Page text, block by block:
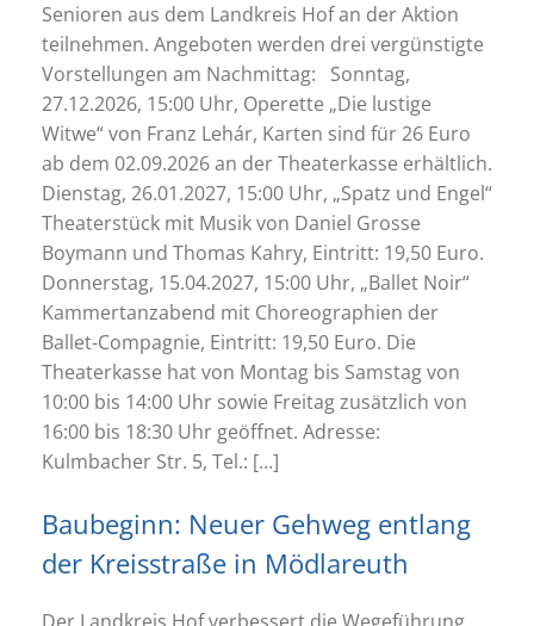
Senioren aus dem Landkreis Hof an der Aktion
teilnehmen. Angeboten werden drei vergünstigte
Vorstellungen am Nachmittag: Sonntag,
27.12.2026, 15:00 Uhr, Operette „Die lustige
Witwe“ von Franz Lehár, Karten sind für 26 Euro
ab dem 02.09.2026 an der Theaterkasse erhältlich.
Dienstag, 26.01.2027, 15:00 Uhr, „Spatz und Engel“
Theaterstück mit Musik von Daniel Grosse
Boymann und Thomas Kahry, Eintritt: 19,50 Euro.
Donnerstag, 15.04.2027, 15:00 Uhr, „Ballet Noir“
Kammertanzabend mit Choreographien der
Ballet-Compagnie, Eintritt: 19,50 Euro. Die
Theaterkasse hat von Montag bis Samstag von
10:00 bis 14:00 Uhr sowie Freitag zusätzlich von
16:00 bis 18:30 Uhr geöffnet. Adresse:
Kulmbacher Str. 5, Tel.: […]
Baubeginn: Neuer Gehweg entlang
der Kreisstraße in Mödlareuth